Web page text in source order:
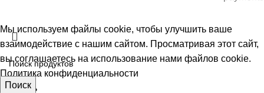
Поиск
Мы используем файлы cookie, чтобы улучшить ваше
взаимодействие с нашим сайтом. Просматривая этот сайт,
вы соглашаетесь на использование нами файлов cookie.
Политика конфиденциальности
Принять